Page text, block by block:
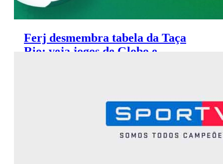
Ferj desmembra tabela da Taça
Rio; veja jogos de Globo e